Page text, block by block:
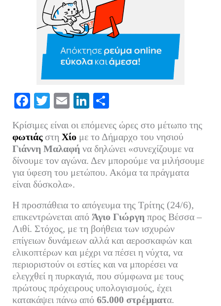
Fa
bo
ok
T
wi
tte
r
E
ail
Li
nk
ed
In
ρ
α
στ
εί
Κρίσιμες είναι οι επόμενες ώρες στο μέτωπο της
φωτιάςστη Χίομε το Δήμαρχο του νησιού
Γιάννη Μαλαφή να δηλώνει «συνεχίζουμε να
δίνουμε τον αγώνα. Δεν μπορούμε να μιλήσουμε
για ύφεση του μετώπου. Ακόμα τα πράγματα
είναι δύσκολα».
Η προσπάθεια το απόγευμα της Τρίτης (24/6),
επικεντρώνεται από Άγιο Γιώργη προς Βέσσα –
Λιθί. Στόχος, με τη βοήθεια των ισχυρών
επίγειων δυνάμεων αλλά και αεροσκαφών και
ελικοπτέρων και μέχρι να πέσει η νύχτα, να
περιοριστούν οι εστίες και να μπορέσει να
ελεγχθεί η πυρκαγιά, που σύμφωνα με τους
πρώτους πρόχειρους υπολογισμούς, έχει
κατακάψει πάνω από 65.000 στρέμματα.